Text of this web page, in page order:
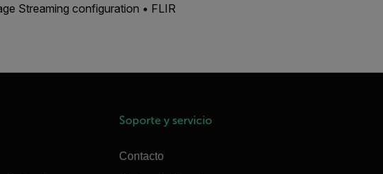
Streaming configuration • FLIR
Soporte y servicio
Contacto